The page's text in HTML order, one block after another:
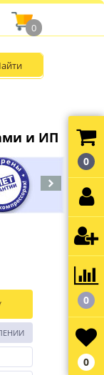
и ИП
0
0
0
0